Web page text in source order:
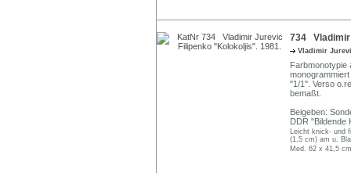
734 Vladimir
Vladimir
Farbmonotypie
"1/1". Verso
bemaßt.
Beigeben:
DDR "Bildende
Leicht knick- und
(1,5 cm) am u.
Med. 62 x 41,5